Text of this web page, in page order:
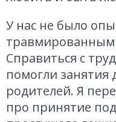
У нас не было
Справиться с
помогли
родителей. Я
про принятие